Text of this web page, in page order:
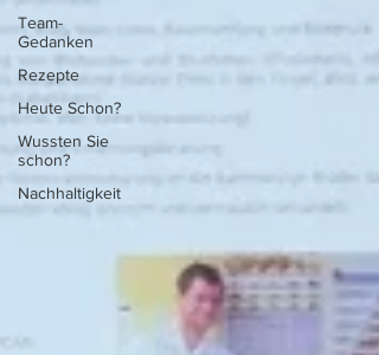
Team-
Gedanken
Rezepte
Heute Schon?
Wussten Sie
schon?
Nachhaltigkeit